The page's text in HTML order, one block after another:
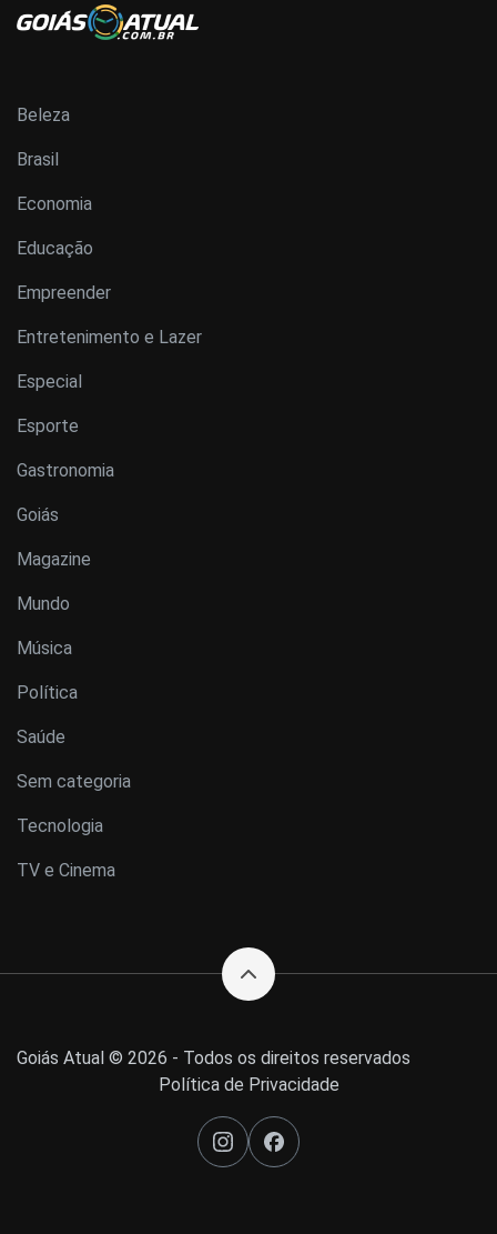
Beleza
Brasil
Economia
Educação
Empreender
Entretenimento e Lazer
Especial
Esporte
Gastronomia
Goiás
Magazine
Mundo
Música
Política
Saúde
Sem categoria
Tecnologia
TV e Cinema
Goiás Atual © 2026 - Todos os direitos reservados
Política de Privacidade